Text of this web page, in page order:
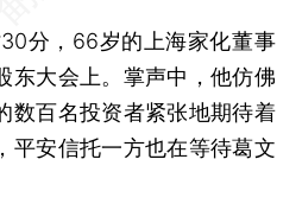
，66岁的上海家化董事
东大会上。掌声中，他仿佛
数百名投资者紧张地期待着
平安信托一方也在等待葛文